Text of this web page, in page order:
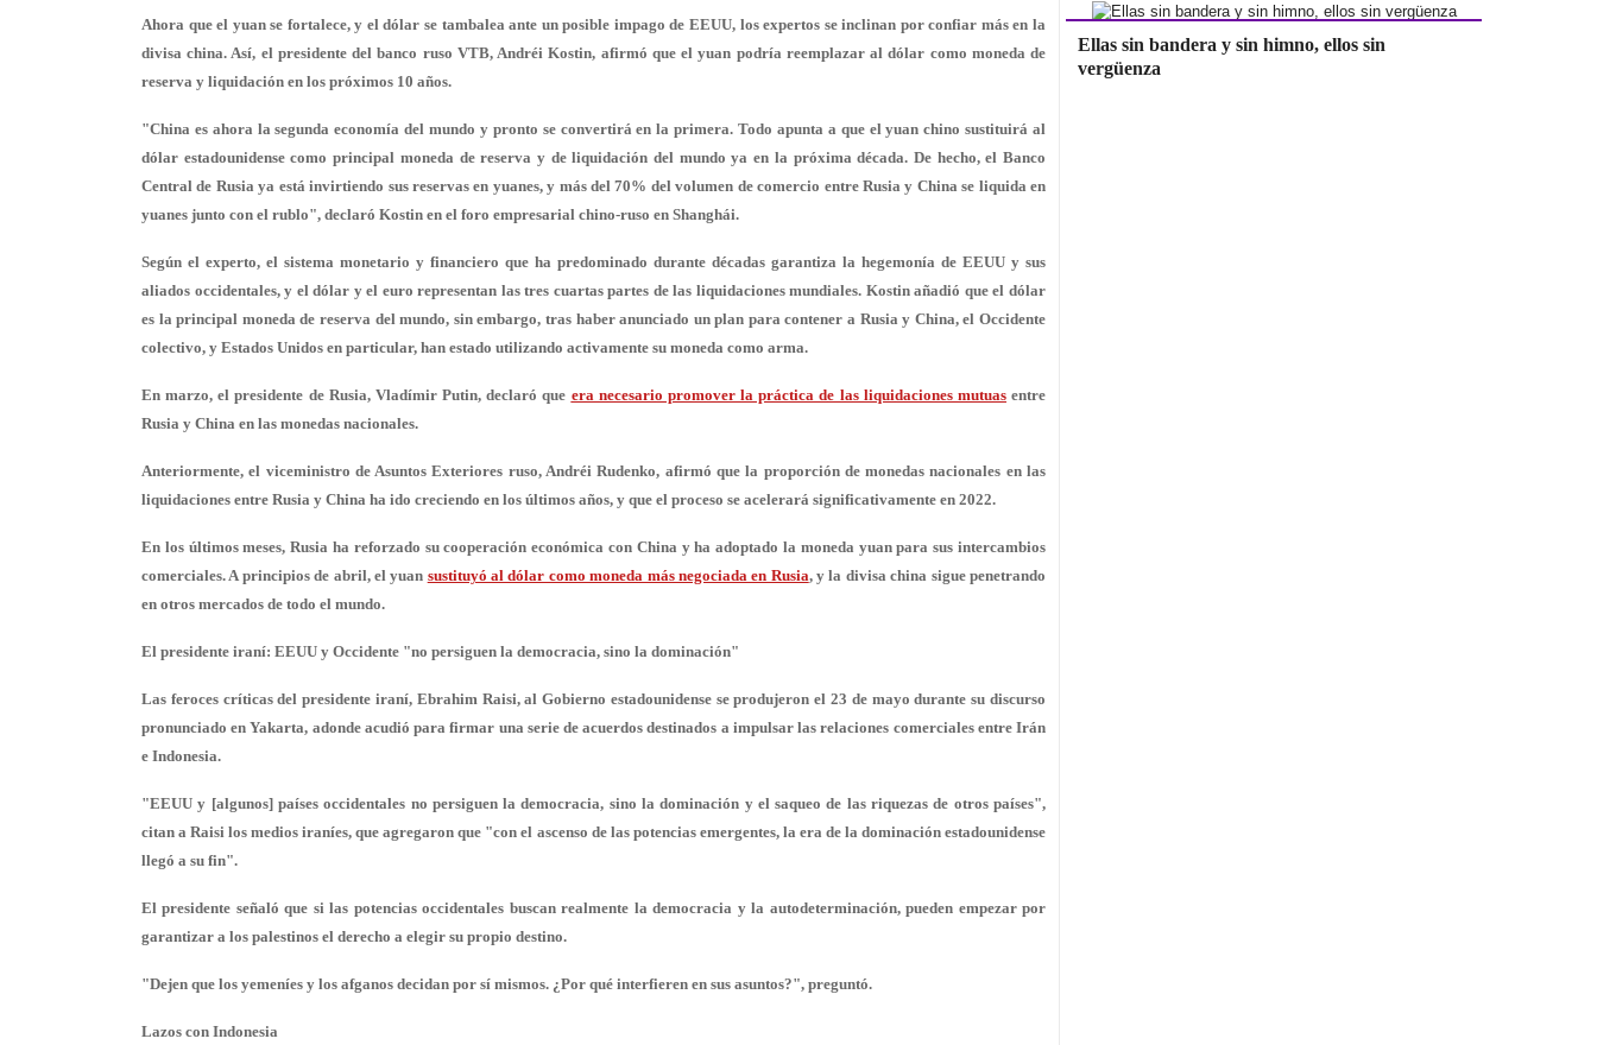
Ahora que el yuan se fortalece, y el dólar se tambalea ante un posible impago de EEUU, los expertos se inclinan por confiar más en la
divisa china. Así, el presidente del banco ruso VTB, Andréi Kostin, afirmó que el yuan podría reemplazar al dólar como moneda de
reserva y liquidación en los próximos 10 años.
"China es ahora la segunda economía del mundo y pronto se convertirá en la primera. Todo apunta a que el yuan chino sustituirá al
dólar estadounidense como principal moneda de reserva y de liquidación del mundo ya en la próxima década. De hecho, el Banco
Central de Rusia ya está invirtiendo sus reservas en yuanes, y más del 70% del volumen de comercio entre Rusia y China se liquida en
yuanes junto con el rublo", declaró Kostin en el foro empresarial chino-ruso en Shanghái.
Según el experto, el sistema monetario y financiero que ha predominado durante décadas garantiza la hegemonía de EEUU y sus
aliados occidentales, y el dólar y el euro representan las tres cuartas partes de las liquidaciones mundiales. Kostin añadió que el dólar
es la principal moneda de reserva del mundo, sin embargo, tras haber anunciado un plan para contener a Rusia y China, el Occidente
colectivo, y Estados Unidos en particular, han estado utilizando activamente su moneda como arma.
En marzo, el presidente de Rusia, Vladímir Putin, declaró que era necesario promover la práctica de las liquidaciones mutuasentre
Rusia y China en las monedas nacionales.
Anteriormente, el viceministro de Asuntos Exteriores ruso, Andréi Rudenko, afirmó que la proporción de monedas nacionales en las
liquidaciones entre Rusia y China ha ido creciendo en los últimos años, y que el proceso se acelerará significativamente en 2022.
En los últimos meses, Rusia ha reforzado su cooperación económica con China y ha adoptado la moneda yuan para sus intercambios
comerciales. A principios de abril, el yuan sustituyó al dólar como moneda más negociada en Rusia, y la divisa china sigue penetrando
en otros mercados de todo el mundo.
El presidente iraní: EEUU y Occidente "no persiguen la democracia, sino la dominación"
Las feroces críticas del presidente iraní, Ebrahim Raisi, al Gobierno estadounidense se produjeron el 23 de mayo durante su discurso
pronunciado en Yakarta, adonde acudió para firmar una serie de acuerdos destinados a impulsar las relaciones comerciales entre Irán
e Indonesia.
"EEUU y [algunos] países occidentales no persiguen la democracia, sino la dominación y el saqueo de las riquezas de otros países",
citan a Raisi los medios iraníes, que agregaron que "con el ascenso de las potencias emergentes, la era de la dominación estadounidense
llegó a su fin".
El presidente señaló que si las potencias occidentales buscan realmente la democracia y la autodeterminación, pueden empezar por
garantizar a los palestinos el derecho a elegir su propio destino.
"Dejen que los yemeníes y los afganos decidan por sí mismos. ¿Por qué interfieren en sus asuntos?", preguntó.
Lazos con Indonesia
Ellas sin bandera y sin himno, ellos sin
vergüenza